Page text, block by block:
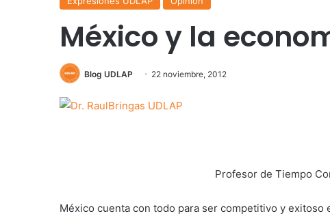
México y la
Blog UDLAP 22 noviembre, 2012
Profesor de Tiempo
México cuenta con todo para ser competitivo y exitoso